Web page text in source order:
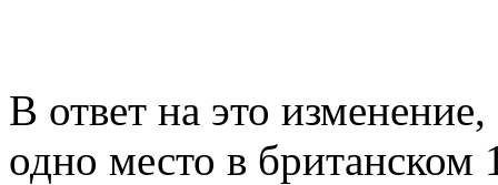
В ответ на это
одно место в